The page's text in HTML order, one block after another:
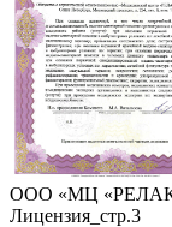
ООО «МЦ
Лицензия_стр.3